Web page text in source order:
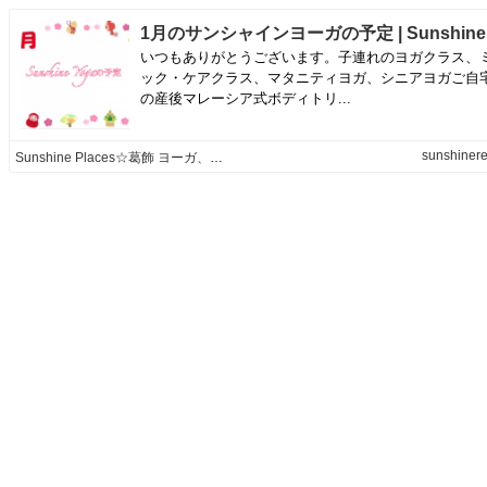
いつもありがとうございます。子連れのヨガクラス、
ック・ケアクラス、マタニティヨガ、シニアヨガご自
の産後マレーシア式ボディトリ...
Sunshine Places☆葛飾 ヨーガ、産後マレー式ボディトリートメントやミュージック・ケアなどの日々